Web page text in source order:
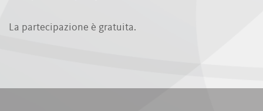
La partecipazione è gratuita.